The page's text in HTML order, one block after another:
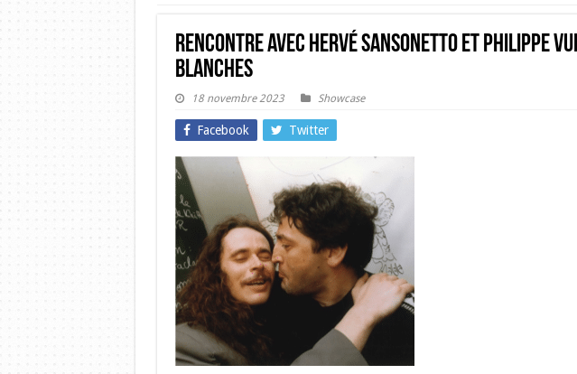
Rencontre avec Hervé Sansonetto et Philippe
Blanches
18 novembre 2023 Showcase
Facebook Twitter